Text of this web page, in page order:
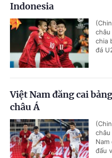
Indonesia
chia
đá
Việt Nam đăng cai
châu Á
đấu